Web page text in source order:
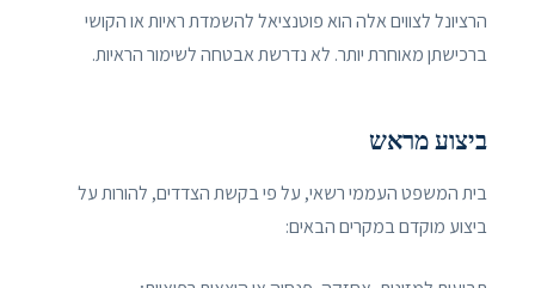
הרציונל לצווים אלה הוא פוטנציאל להשמדת ראיות או הקושי
ברכישתן מאוחרת יותר. לא נדרשת אבטחה לשימור הראיות.
ביצוע מראש
בית המשפט העממי רשאי, על פי בקשת הצדדים, להורות על
ביצוע מוקדם במקרים הבאים: